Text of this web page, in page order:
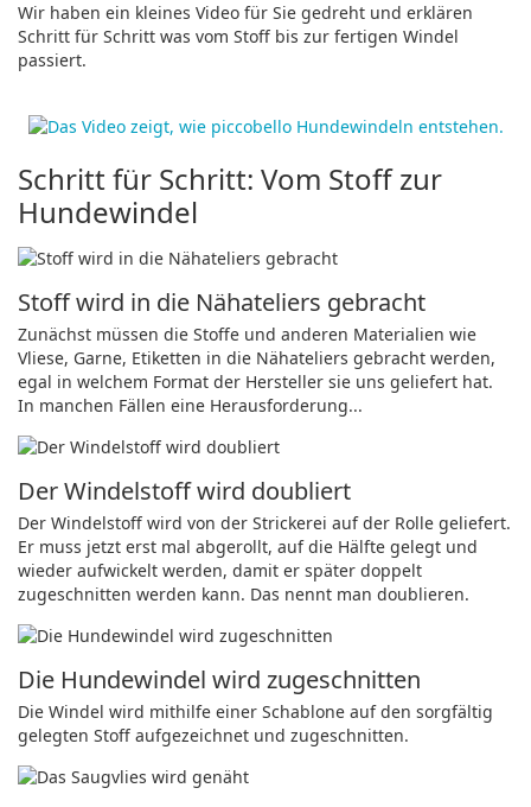
Wir haben ein kleines Video für Sie gedreht und erklären
Schritt für Schritt was vom Stoff bis zur fertigen Windel
passiert.
Schritt für Schritt: Vom Stoff zur
Hundewindel
Stoff wird in die Nähateliers gebracht
Zunächst müssen die Stoffe und anderen Materialien wie
Vliese, Garne, Etiketten in die Nähateliers gebracht werden,
egal in welchem Format der Hersteller sie uns geliefert hat.
In manchen Fällen eine Herausforderung...
Der Windelstoff wird doubliert
Der Windelstoff wird von der Strickerei auf der Rolle geliefert.
Er muss jetzt erst mal abgerollt, auf die Hälfte gelegt und
wieder aufwickelt werden, damit er später doppelt
zugeschnitten werden kann. Das nennt man doublieren.
Die Hundewindel wird zugeschnitten
Die Windel wird mithilfe einer Schablone auf den sorgfältig
gelegten Stoff aufgezeichnet und zugeschnitten.